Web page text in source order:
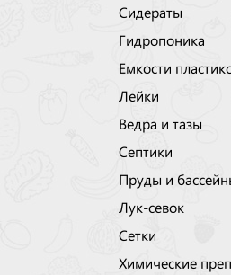
Сидераты
Гидропоника
Емкости
Лейки
Ведра и тазы
Септики
Пруды и
Лук-севок
Сетки
Химические